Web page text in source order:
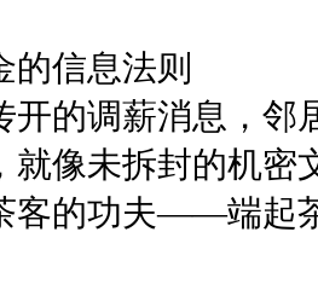
的信息法则
开的调薪消息，邻
就像未拆封的机密
客的功夫——端起